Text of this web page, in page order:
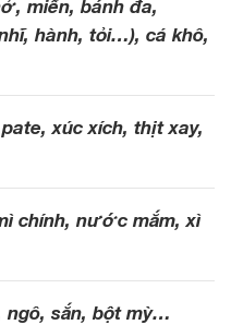
miến, bánh đa,
hành, tỏi…), cá khô,
xúc xích, thịt xay,
chính, nước mắm, xì
sắn, bột mỳ…